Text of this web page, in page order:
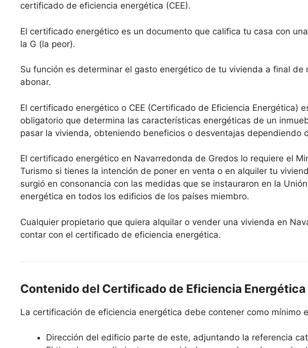
certificado de eficiencia energética (CEE).
El certificado energético es un documento que califica tu casa con
la G (la peor).
Su función es determinar el gasto energético de tu vivienda a final de
abonar.
El certificado energético o CEE (Certificado de Eficiencia Energética)
obligatorio que determina las características energéticas de un
pasar la vivienda, obteniendo beneficios o desventajas dependiendo
El certificado energético en Navarredonda de Gredos lo requiere el
Turismo si tienes la intención de poner en venta o en alquiler tu
surgió en consonancia con las medidas que se instauraron en la
energética en todos los edificios de los países miembro.
Cualquier propietario que quiera alquilar o vender una vivienda en
contar con el certificado de eficiencia energética.
Contenido del Certificado de Eficiencia Energética
La certificación de eficiencia energética debe contener como mínimo
Dirección del edificio parte de este, adjuntando la referencia